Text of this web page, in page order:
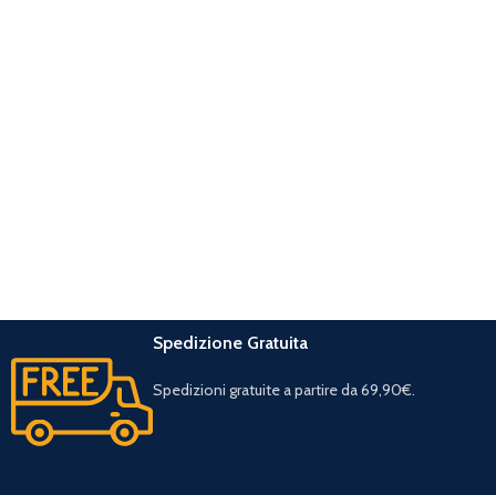
Spedizione Gratuita
Spedizioni gratuite a partire da 69,90€.